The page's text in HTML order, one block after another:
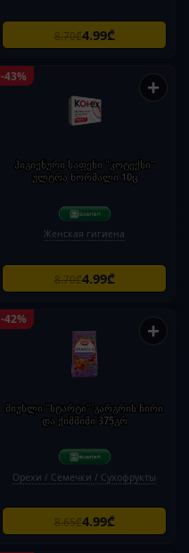
8.70₾4.99₾
-43% +
ჰიგიენური საფენი "კოტექსი"
ულტრა ნორმალი 10ც
Женская гигиена
8.70₾4.99₾
-42% +
მიუსლი "სტარტი" გარგრის ჩირი
და ქიშმიში 375გრ
Орехи / Семечки / Сухофрукты
8.65₾4.99₾